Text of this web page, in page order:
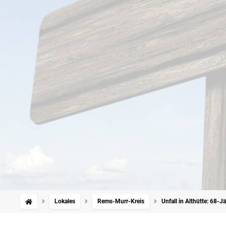
Lokales Rems-Murr-Kreis Unfall in Althütte: 68-